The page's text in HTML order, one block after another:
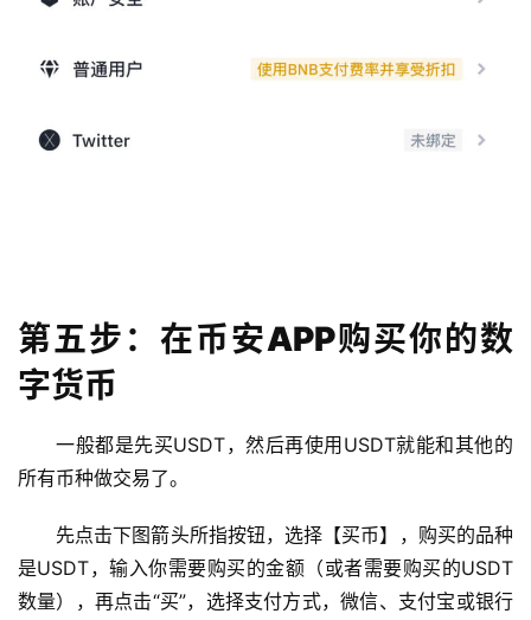
第五步：在币安APP购买你的数
字货币
一般都是先买USDT，然后再使用USDT就能和其他的
所有币种做交易了。
先点击下图箭头所指按钮，选择【买币】，购买的品种
是USDT，输入你需要购买的金额（或者需要购买的USDT
数量），再点击“买”，选择支付方式，微信、支付宝或银行